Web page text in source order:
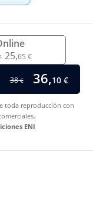
25,65 €
38€ 36,10 €
toda reproducción con
ENI